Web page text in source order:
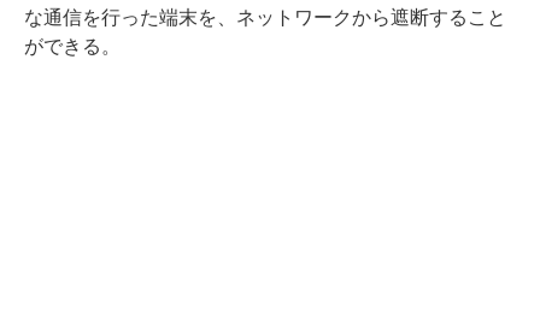
な通信を行った端末を、ネットワークから遮断すること
ができる。